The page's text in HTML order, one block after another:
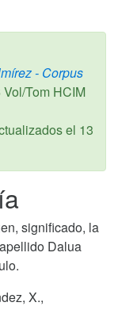
- Corpus
Vol/Tom HCIM
el 13
significado, la
Dalua
X.,